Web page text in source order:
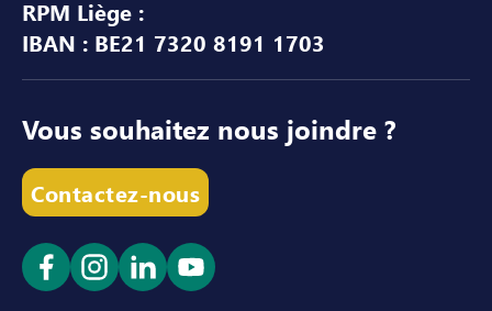
RPM Liège :
IBAN : BE21 7320 8191 1703
Vous souhaitez nous joindre ?
Contactez-nous
Ouvrir le lien dans un nouvel onglet
Ouvrir le lien dans un nouvel onglet
Ouvrir le lien dans un nouvel
Ouvrir le lien dans un